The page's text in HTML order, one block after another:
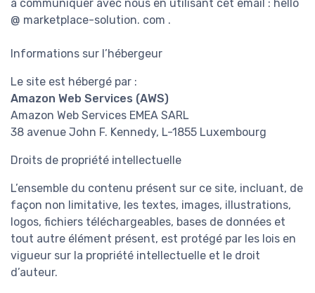
à communiquer avec nous en utilisant cet email : hello
@ marketplace-solution. com .
Informations sur l’hébergeur
Le site est hébergé par :
Amazon Web Services (AWS)
Amazon Web Services EMEA SARL
38 avenue John F. Kennedy, L-1855 Luxembourg
Droits de propriété intellectuelle
L’ensemble du contenu présent sur ce site, incluant, de
façon non limitative, les textes, images, illustrations,
logos, fichiers téléchargeables, bases de données et
tout autre élément présent, est protégé par les lois en
vigueur sur la propriété intellectuelle et le droit
d’auteur.